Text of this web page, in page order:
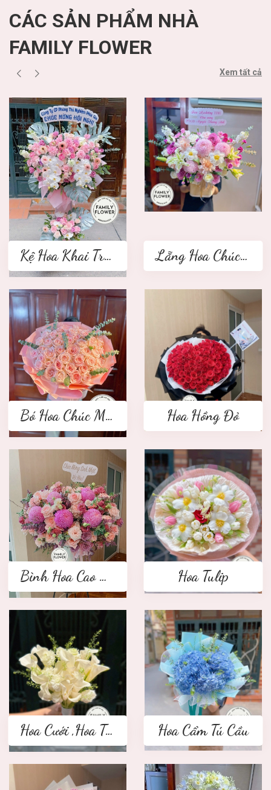
CÁC SẢN PHẨM NHÀ
FAMILY FLOWER
Xem tất cả
Kệ Hoa Khai Trương 2 tầng Lẵng Hoa Chúc Mừng
Bó Hoa Chúc Mừng Hoa Hồng Đỏ
Bình Hoa Cao Cấp Hoa Tulip
Hoa Cưới ,Hoa Tay Cầm Cô Dâu Hoa Cẩm Tú Cầu